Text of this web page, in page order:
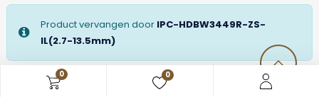
0 0
Product vervangen door IPC-HDBW3449R-ZS-
IL(2.7-13.5mm)